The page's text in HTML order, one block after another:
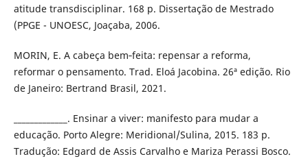
atitude transdisciplinar. 168 p. Dissertação de Mestrado
(PPGE - UNOESC, Joaçaba, 2006.
MORIN, E. A cabeça bem­‐feita: repensar a reforma,
reformar o pensamento. Trad. Eloá Jacobina. 26ª edição. Rio
de Janeiro: Bertrand Brasil, 2021.
_____________. Ensinar a viver: manifesto para mudar a
educação. Porto Alegre: Meridional/Sulina, 2015. 183 p.
Tradução: Edgard de Assis Carvalho e Mariza Perassi Bosco.